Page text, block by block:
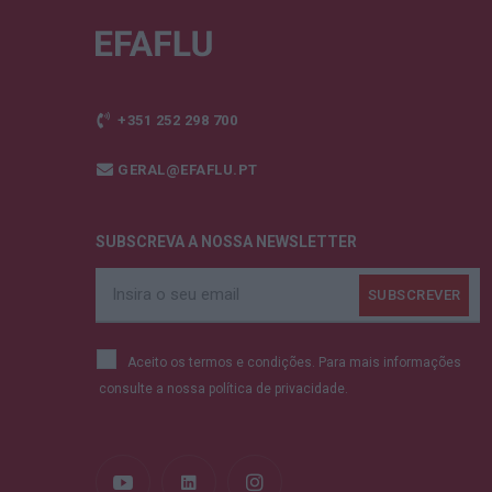
+351 252 298 700
GERAL@EFAFLU.PT
SUBSCREVA A NOSSA NEWSLETTER
Aceito os termos e condições. Para mais informações
consulte a nossa política de privacidade.